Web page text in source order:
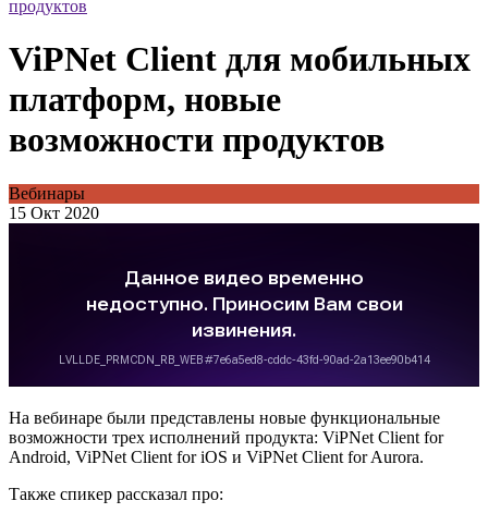
продуктов
ViPNet Client для мобильных
платформ, новые
возможности продуктов
Вебинары
15 Окт 2020
На вебинаре были представлены новые функциональные
возможности трех исполнений продукта: ViPNet Client for
Android, ViPNet Client for iOS и ViPNet Client for Aurora.
Также спикер рассказал про: